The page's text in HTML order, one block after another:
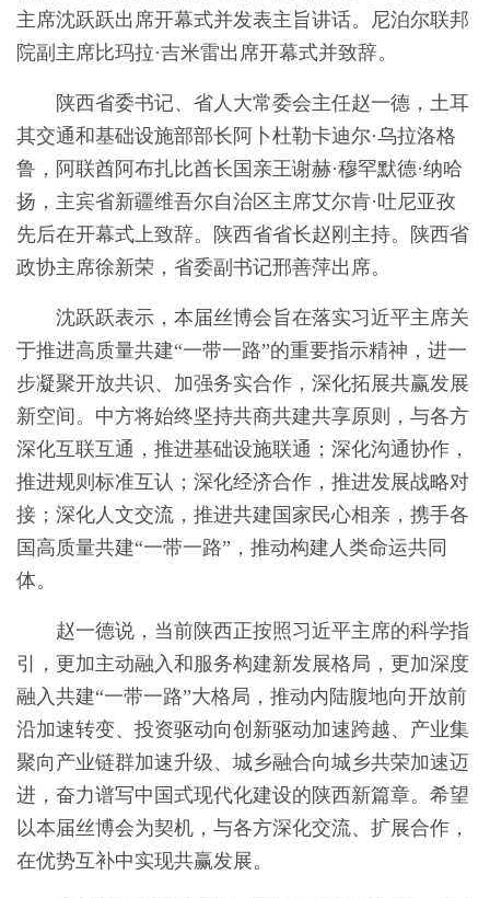
主席沈跃跃出席开幕式并发表主旨讲话。尼泊尔联邦
院副主席比玛拉·吉米雷出席开幕式并致辞。
陕西省委书记、省人大常委会主任赵一德，土耳
其交通和基础设施部部长阿卜杜勒卡迪尔·乌拉洛格
鲁，阿联酋阿布扎比酋长国亲王谢赫·穆罕默德·纳哈
扬，主宾省新疆维吾尔自治区主席艾尔肯·吐尼亚孜
先后在开幕式上致辞。陕西省省长赵刚主持。陕西省
政协主席徐新荣，省委副书记邢善萍出席。
沈跃跃表示，本届丝博会旨在落实习近平主席关
于推进高质量共建“一带一路”的重要指示精神，进一
步凝聚开放共识、加强务实合作，深化拓展共赢发展
新空间。中方将始终坚持共商共建共享原则，与各方
深化互联互通，推进基础设施联通；深化沟通协作，
推进规则标准互认；深化经济合作，推进发展战略对
接；深化人文交流，推进共建国家民心相亲，携手各
国高质量共建“一带一路”，推动构建人类命运共同
体。
赵一德说，当前陕西正按照习近平主席的科学指
引，更加主动融入和服务构建新发展格局，更加深度
融入共建“一带一路”大格局，推动内陆腹地向开放前
沿加速转变、投资驱动向创新驱动加速跨越、产业集
聚向产业链群加速升级、城乡融合向城乡共荣加速迈
进，奋力谱写中国式现代化建设的陕西新篇章。希望
以本届丝博会为契机，与各方深化交流、扩展合作，
在优势互补中实现共赢发展。